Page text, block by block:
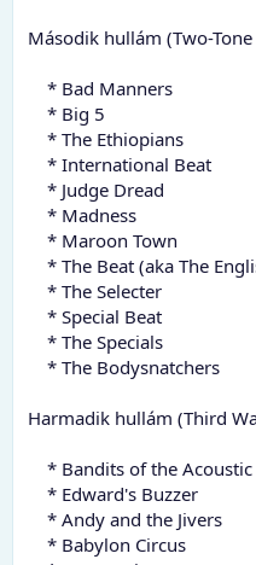
Második hullám (Two-Tone
* Bad Manners
* Big 5
* The Ethiopians
* International Beat
* Judge Dread
* Madness
* Maroon Town
* The Beat (aka The
* The Selecter
* Special Beat
* The Specials
* The Bodysnatchers
Harmadik hullám (Third
* Bandits of the Acoustic
* Edward's Buzzer
* Andy and the Jivers
* Babylon Circus